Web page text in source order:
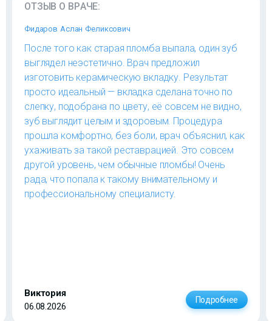
ОТЗЫВ О ВРАЧЕ:
Фидаров Аслан Феликсович
После того как старая пломба выпала, один зуб
выглядел неэстетично. Врач предложил
изготовить керамическую вкладку. Результат
просто идеальный — вкладка сделана точно по
слепку, подобрана по цвету, её совсем не видно,
зуб выглядит целым и здоровым. Процедура
прошла комфортно, без боли, врач объяснил, как
ухаживать за такой реставрацией. Это совсем
другой уровень, чем обычные пломбы! Очень
рада, что попала к такому внимательному и
профессиональному специалисту.
Виктория
06.08.2026
Подробнее